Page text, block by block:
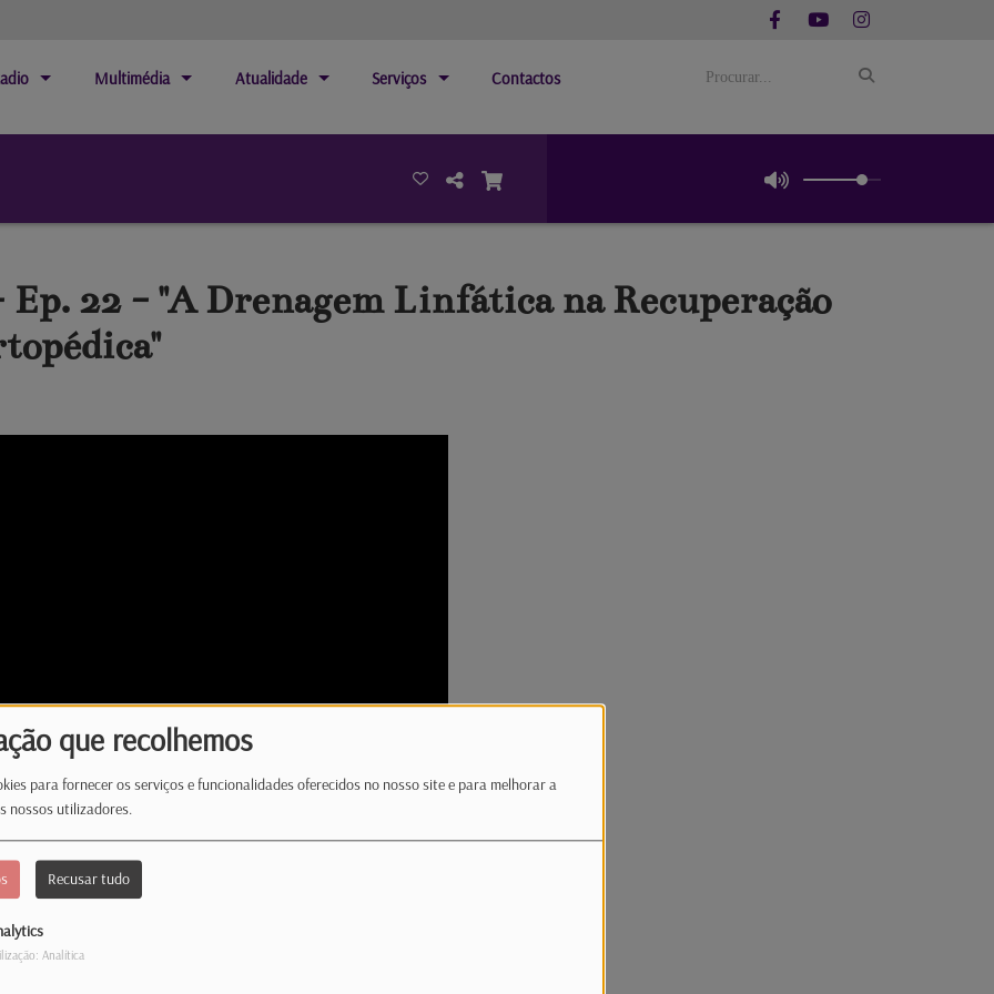
que recolhemos
para fornecer os serviços e funcionalidades oferecidos no nosso site e para melhorar a
nossos utilizadores.
Recusar tudo
Analítica
Multimédia Atualidade Serviços Contactos
22 - "A Drenagem Linfática na Recuperação
recorrentes, cujas recuperações são